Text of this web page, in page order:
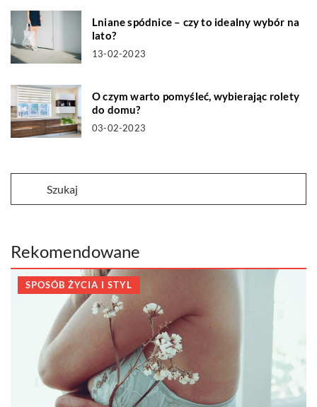
Lniane spódnice – czy to idealny wybór na
lato?
13-02-2023
O czym warto pomyśleć, wybierając rolety
do domu?
03-02-2023
Rekomendowane
SPOSÓB ŻYCIA I STYL